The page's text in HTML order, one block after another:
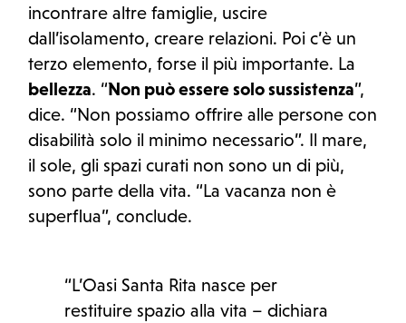
incontrare altre famiglie, uscire
dall’isolamento, creare relazioni. Poi c’è un
terzo elemento, forse il più importante. La
bellezza. “Non può essere solo sussistenza”,
dice. “Non possiamo offrire alle persone con
disabilità solo il minimo necessario”. Il mare,
il sole, gli spazi curati non sono un di più,
sono parte della vita. “La vacanza non è
superflua”, conclude.
“L’Oasi Santa Rita nasce per
restituire spazio alla vita – dichiara